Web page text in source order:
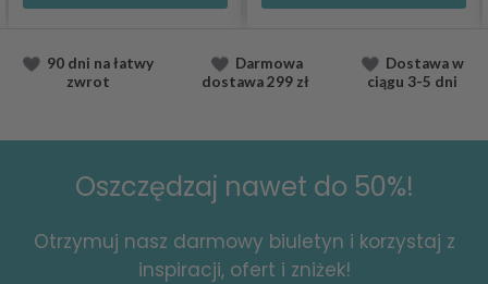
90 dni na łatwy
zwrot
Darmowa
dostawa299 zł
Dostawaw
ciągu 3-5 dni
Oszczędzaj nawet do 50%!
Otrzymuj nasz darmowy biuletyn i korzystaj z
inspiracji, ofert i zniżek!